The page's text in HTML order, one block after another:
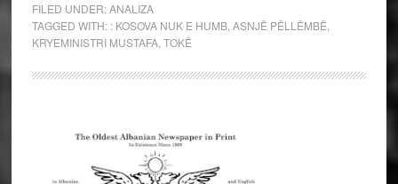
FILED UNDER:ANALIZA
TAGGED WITH: : KOSOVA NUK E HUMB, ASNJË PËLLËMBË
KRYEMINISTRI MUSTAFA, TOKË